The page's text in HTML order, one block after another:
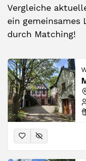
Vergleiche
ein gemeinsames
durch Matching!